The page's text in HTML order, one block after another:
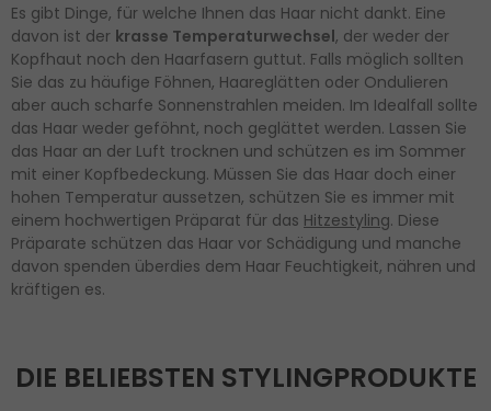
Es gibt Dinge, für welche Ihnen das Haar nicht dankt. Eine
davon ist der krasse Temperaturwechsel, der weder der
Kopfhaut noch den Haarfasern guttut. Falls möglich sollten
Sie das zu häufige Föhnen, Haareglätten oder Ondulieren
aber auch scharfe Sonnenstrahlen meiden. Im Idealfall sollte
das Haar weder geföhnt, noch geglättet werden. Lassen Sie
das Haar an der Luft trocknen und schützen es im Sommer
mit einer Kopfbedeckung. Müssen Sie das Haar doch einer
hohen Temperatur aussetzen, schützen Sie es immer mit
einem hochwertigen Präparat für das Hitzestyling. Diese
Präparate schützen das Haar vor Schädigung und manche
davon spenden überdies dem Haar Feuchtigkeit, nähren und
kräftigen es.
DIE BELIEBSTEN STYLINGPRODUKTE